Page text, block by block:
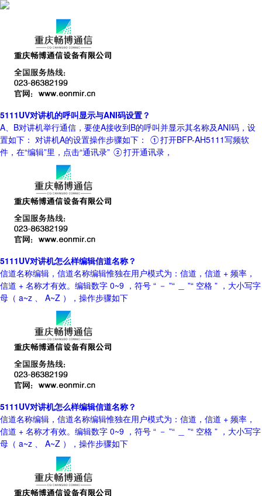
5111UV对讲机的呼叫显示与ANI码设置？
A、B对讲机举行通信，要使A接收到B的呼叫并显示其名称及ANI码，设
置如下： 对讲机A的设置操作步骤如下： ①打开BFP-AH5111写频软
件，在“编辑”里，点击“通讯录” ②打开通讯录，
5111UV对讲机怎么样编辑信道名称？
信道名称编辑，信道名称编辑惟独在用户模式为：信道，信道 + 频率，
信道 + 名称才有效。编辑数字 0~9 ，符号 “ － ”“ ＿ ”“ 空格 ” ，大小写字
母（ a~z 、 A~Z ），操作步骤如下
5111UV对讲机怎么样编辑信道名称？
信道名称编辑，信道名称编辑惟独在用户模式为：信道，信道 + 频率，
信道 + 名称才有效。编辑数字 0~9 ，符号 “ － ”“ ＿ ”“ 空格 ” ，大小写字
母（ a~z 、 A~Z ），操作步骤如下